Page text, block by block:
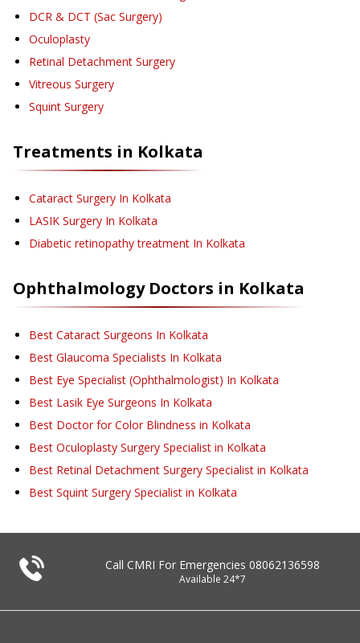
DCR & DCT (Sac Surgery)
Oculoplasty
Retinal Detachment Surgery
Vitreous Surgery
Squint Surgery
Treatments in Kolkata
Cataract Surgery In Kolkata
LASIK Surgery In Kolkata
Diabetic retinopathy treatment In Kolkata
OphthalmologyDoctors in Kolkata
Best Cataract Surgeons In Kolkata
Best Glaucoma Specialists In Kolkata
Best Eye Specialist (Ophthalmologist) In Kolkata
Best Lasik Eye Surgeons In Kolkata
Best Doctor for Color Blindness in Kolkata
Best Oculoplasty Surgery Specialist in Kolkata
Best Retinal Detachment Surgery Specialist in Kolkata
Best Squint Surgery Specialist in Kolkata
Call CMRI For Emergencies 08062136598
Available 24*7